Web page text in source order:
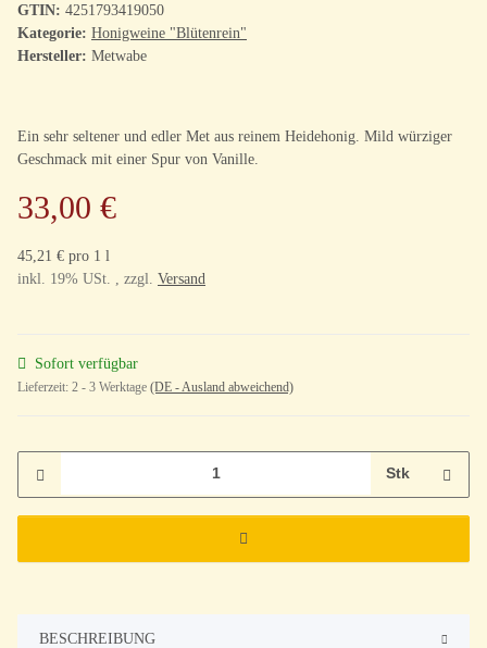
GTIN: 4251793419050
Kategorie: Honigweine "Blütenrein"
Hersteller: Metwabe
Ein sehr seltener und edler Met aus reinem Heidehonig. Mild würziger
Geschmack mit einer Spur von Vanille.
33,00 €
45,21 € pro 1 l
inkl. 19% USt. , zzgl. Versand
Sofort verfügbar
Lieferzeit: 2 - 3 Werktage (DE - Ausland abweichend)
Stk
BESCHREIBUNG